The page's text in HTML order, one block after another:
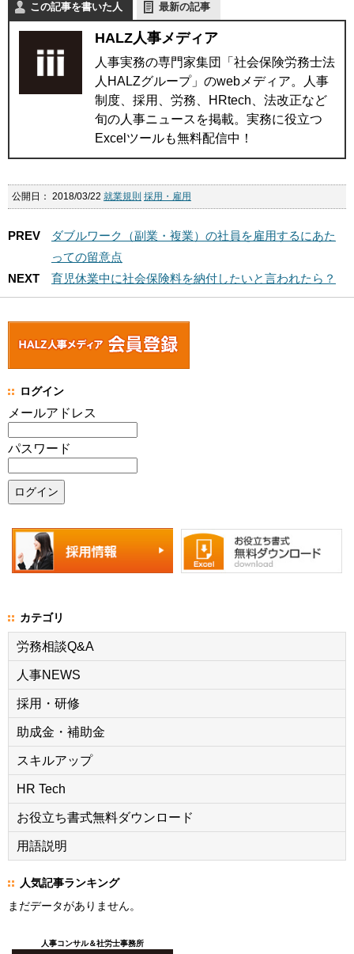
この記事を書いた人 最新の記事
HALZ人事メディア
人事実務の専門家集団「社会保険労務士法
人HALZグループ」のwebメディア。人事
制度、採用、労務、HRtech、法改正など
旬の人事ニュースを掲載。実務に役立つ
Excelツールも無料配信中！
公開日： 2018/03/22 就業規則 採用・雇用
PREV
ダブルワーク（副業・複業）の社員を雇用するにあた
っての留意点
NEXT
育児休業中に社会保険料を納付したいと言われたら？
ログイン
メールアドレス
パスワード
カテゴリ
労務相談Q&A
人事NEWS
採用・研修
助成金・補助金
スキルアップ
HR Tech
お役立ち書式無料ダウンロード
用語説明
人気記事ランキング
まだデータがありません。
人事コンサル＆社労士事務所